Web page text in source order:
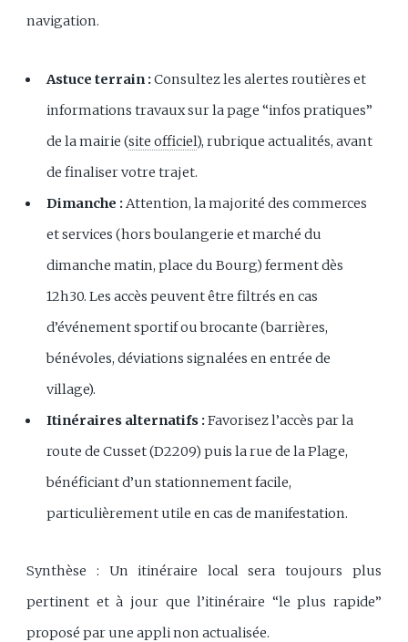
navigation.
Astuce terrain :Consultez les alertes routières et
informations travaux sur la page “infos pratiques”
de la mairie (site officiel), rubrique actualités, avant
de finaliser votre trajet.
Dimanche : Attention, la majorité des commerces
et services (hors boulangerie et marché du
dimanche matin, place du Bourg) ferment dès
12h30. Les accès peuvent être filtrés en cas
d’événement sportif ou brocante (barrières,
bénévoles, déviations signalées en entrée de
village).
Itinéraires alternatifs :Favorisez l’accès par la
route de Cusset (D2209) puis la rue de la Plage,
bénéficiant d’un stationnement facile,
particulièrement utile en cas de manifestation.
Synthèse : Un itinéraire local sera toujours plus
pertinent et à jour que l’itinéraire “le plus rapide”
proposé par une appli non actualisée.